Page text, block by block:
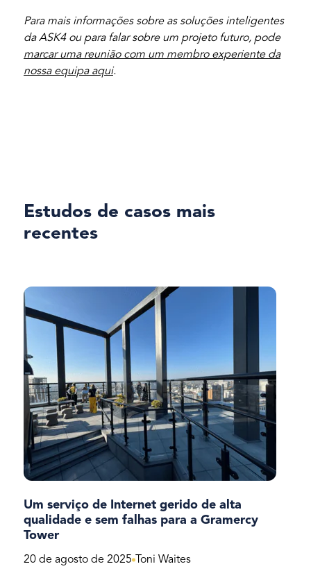
Para mais informações sobre as soluções inteligentes
da ASK4 ou para falar sobre um projeto futuro, pode
marcar uma reunião com um membro experiente da
nossa equipa aqui.
Estudos de casos mais
recentes
Um serviço de Internet gerido de alta
qualidade e sem falhas para a Gramercy
Tower
20 de agosto de 2025 Toni Waites